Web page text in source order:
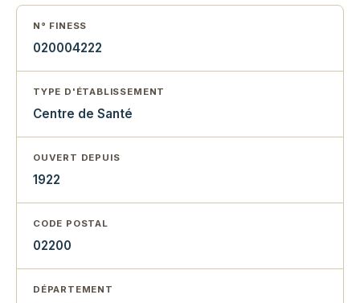
N° FINESS
020004222
TYPE D'ÉTABLISSEMENT
Centre de Santé
OUVERT DEPUIS
1922
CODE POSTAL
02200
DÉPARTEMENT